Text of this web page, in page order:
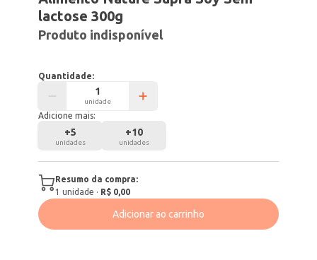
lactose 300g
Produto indisponível
Quantidade:
unidade
Adicione mais:
+5
unidades
+10
unidades
Resumo da compra:
1 unidade · R$ 0,00
Adicionar ao carrinho